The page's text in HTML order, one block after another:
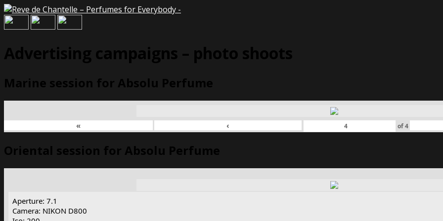
Advertising campaigns – photo shoots
Marine session for Absolu Perfume
« ‹ of4
Oriental session for Absolu Perfume
Aperture: 7.1
Camera: NIKON D800